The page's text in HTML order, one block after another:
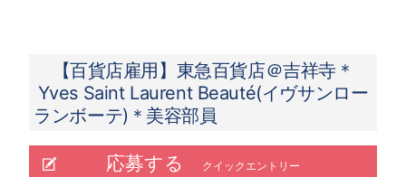
【百貨店雇用】東急百貨店＠吉祥寺＊
Yves Saint Laurent Beauté(イヴサンロー
ランボーテ)＊美容部員
応募する クイックエントリー